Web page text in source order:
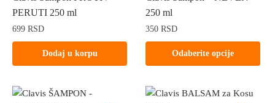
PERUTI 250 ml
699 RSD
Dodaj u korpu
250 ml
350RSD
Odaberite opcije
proizvod
više